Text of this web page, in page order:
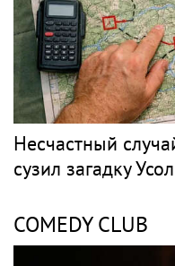
Несчастный
сузил загадку
COMEDY CLUB